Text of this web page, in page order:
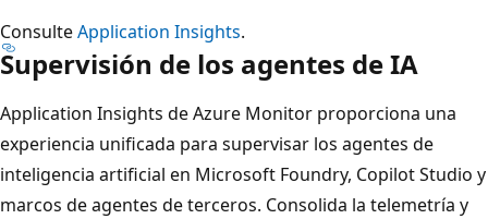
ConsulteApplication Insights.
Supervisión de los agentes de IA
Application Insights de Azure Monitor proporciona una
experiencia unificada para supervisar los agentes de
inteligencia artificial en Microsoft Foundry, Copilot Studio y
marcos de agentes de terceros. Consolida la telemetría y